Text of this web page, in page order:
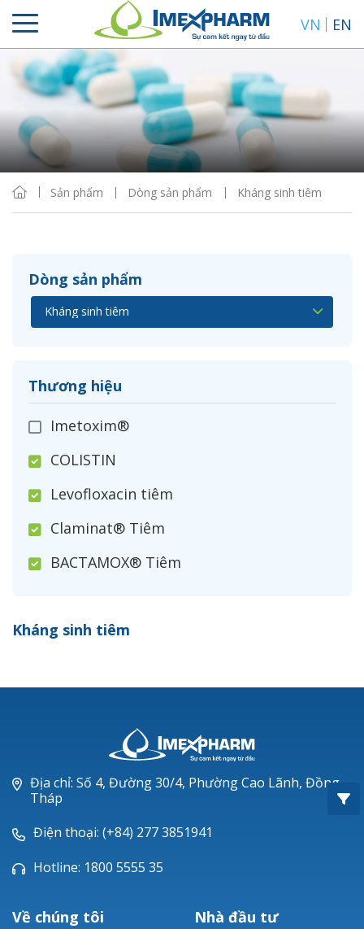
VN EN
Sản phẩm Dòng sản phẩm Kháng sinh tiêm
Dòng sản phẩm
Thương hiệu
Imetoxim®
COLISTIN
Levofloxacin tiêm
Claminat® Tiêm
BACTAMOX® Tiêm
Ceftizoxim®
Piperacillin
Ticarlinat®
Zobacta®
Bacsulfo®
Kháng sinh tiêm
Sắp xếp
Hiển thị
Địa chỉ: Số 4, Đường 30/4, Phường Cao Lãnh, Đồng
Tháp
Điện thoại: (+84) 277 3851941
Hotline: 1800 5555 35
Về chúng tôi Nhà đầu tư